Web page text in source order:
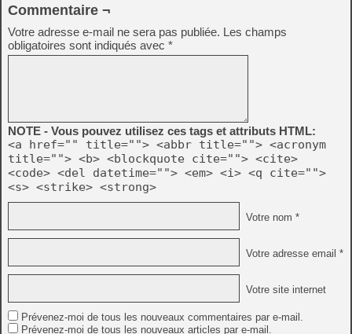
Commentaire ¬
Votre adresse e-mail ne sera pas publiée. Les champs
obligatoires sont indiqués avec *
NOTE - Vous pouvez utilisez ces tags et attributs HTML:
<a href="" title=""> <abbr title=""> <acronym
title=""> <b> <blockquote cite=""> <cite>
<code> <del datetime=""> <em> <i> <q cite="">
<s> <strike> <strong>
Votre nom *
Votre adresse email *
Votre site internet
Prévenez-moi de tous les nouveaux commentaires par e-mail.
Prévenez-moi de tous les nouveaux articles par e-mail.